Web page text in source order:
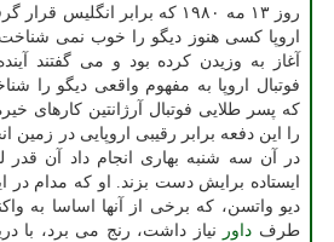
اروپا کسی هنوز دیگو را خوب نمی
آغاز به وزیدن کرده بود و می گفتند
فوتبال اروپا به مفهوم واقعی دیگو را
که پسر طلایی فوتبال آرژانتین کارهای
را این دفعه برابر رقیبی اروپایی در زمین
در آن سه شنبه بهاری انجام داد آن
ایستاده برایش دست بزند. او که مدام در
دیو واتسن، که برخی از آنها اساسا به
طرف داور
نیاز داشت، رنج می برد، با